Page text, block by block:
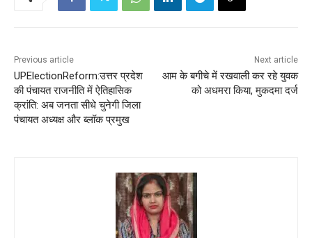
Previous article
UPElectionReform:उत्तर प्रदेश
की पंचायत राजनीति में ऐतिहासिक
क्रांति: अब जनता सीधे चुनेगी जिला
पंचायत अध्यक्ष और ब्लॉक प्रमुख
Next article
आम के बगीचे में रखवाली कर रहे युवक
को अधमरा किया, मुकदमा दर्ज